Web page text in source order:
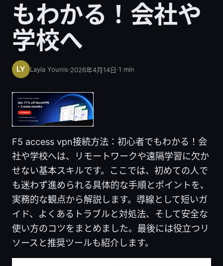
もわかる！会社や
学校へ
Layla Younis·2026年4月14日·1 min
F5 access vpn接続方法：初心者でもわかる！会
社や学校へは、リモートワークや遠隔学習に欠か
せない基本スキルです。ここでは、初めての人で
も迷わず進められる具体的な手順とポイントを、
実務的な観点から解説します。導線として短いガ
イド、よくあるトラブルと対処法、そして安全な
使い方のコツをまとめました。最後には役立つリ
ソースと推奨ツールも紹介します。